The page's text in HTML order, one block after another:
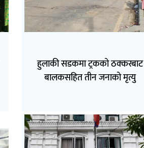
हुलाकी सडकमा ट्रकको ठक्करबाट
बालकसहित तीन जनाको मृत्यु